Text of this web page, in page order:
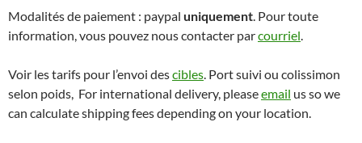
Modalités de paiement : paypal uniquement. Pour toute
information, vous pouvez nous contacter parcourriel.
Voir les tarifs pour l’envoi descibles. Port suivi ou colissimon
selon poids, For international delivery, pleaseemail us so we
can calculate shipping fees depending on your location.